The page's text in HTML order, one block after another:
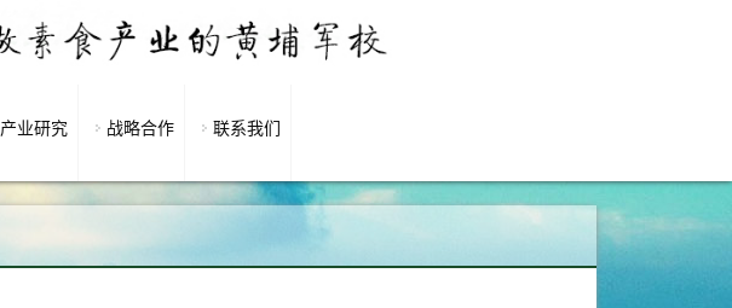
产业研究 战略合作 联系我们